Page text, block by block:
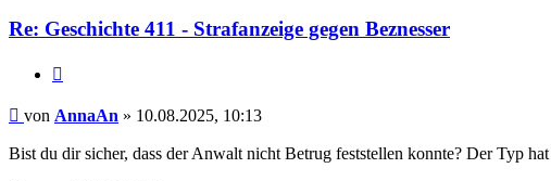
Re: Geschichte 411 - Strafanzeige gegen Beznesser
Beitrag
von AnnaAn » 10.08.2025, 10:13
Bist du dir sicher, dass der Anwalt nicht Betrug feststellen konnte? Der Typ